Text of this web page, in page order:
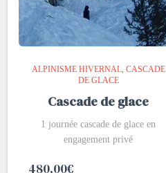
ALPINISME HIVERNAL CASCADE
DE GLACE
Cascade de glace
1 journée cascade de glace en
engagement privé
480,00€